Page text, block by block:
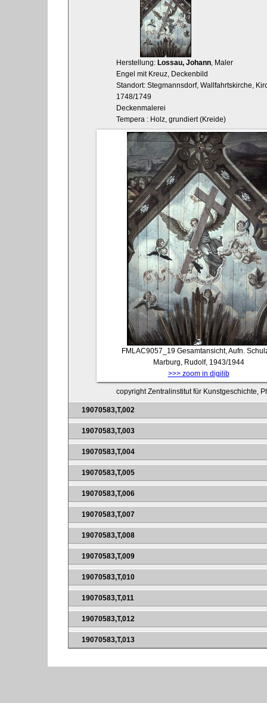
Herstellung: Lossau, Johann, Maler
Engel mit Kreuz, Deckenbild
Standort: Stegmannsdorf, Wallfahrtskirche,
1748/1749
Deckenmalerei
Tempera : Holz, grundiert (Kreide)
FMLAC9057_19 Gesamtansicht, Aufn.
Marburg, Rudolf, 1943/1944
>>> zoom in digilib
copyright Zentralinstitut für Kunstgeschichte,
19070583,T,002
19070583,T,003
19070583,T,004
19070583,T,005
19070583,T,006
19070583,T,007
19070583,T,008
19070583,T,009
19070583,T,010
19070583,T,011
19070583,T,012
19070583,T,013